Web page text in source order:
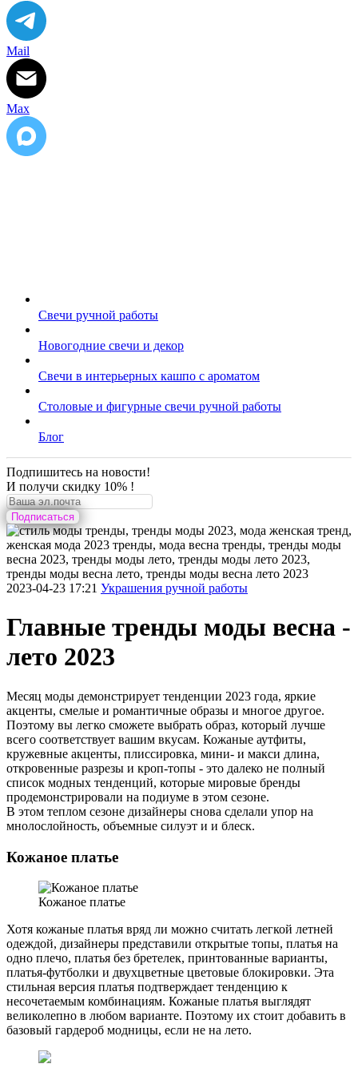
Петербург
Телефон:
(921)313-
33-
62
,
Электронная
почта:
info@lena-
modes.ru
Mail
Max
Свечи ручной работы
Новогодние свечи и декор
Свечи в интерьерных кашпо с ароматом
Столовые и фигурные свечи ручной работы
Блог
Подпишитесь на новости!
И получи скидку 10% !
Подписаться
2023-04-23 17:21 Украшения ручной работы
Главные тренды моды весна -
лето 2023
Месяц моды демонстрирует тенденции 2023 года, яркие
акценты, смелые и романтичные образы и многое другое.
Поэтому вы легко сможете выбрать образ, который лучше
всего соответствует вашим вкусам. Кожаные аутфиты,
кружевные акценты, плиссировка, мини- и макси длина,
откровенные разрезы и кроп-топы - это далеко не полный
список модных тенденций, которые мировые бренды
продемонстрировали на подиуме в этом сезоне.
В этом теплом сезоне дизайнеры снова сделали упор на
мнолослойность, объемные силуэт и и блеск.
Кожаное платье
Кожаное платье
Хотя кожаные платья вряд ли можно считать легкой летней
одеждой, дизайнеры представили открытые топы, платья на
одно плечо, платья без бретелек, принтованные варианты,
платья-футболки и двухцветные цветовые блокировки. Эта
стильная версия платья подтверждает тенденцию к
несочетаемым комбинациям. Кожаные платья выглядят
великолепно в любом варианте. Поэтому их стоит добавить в
базовый гардероб модницы, если не на лето.